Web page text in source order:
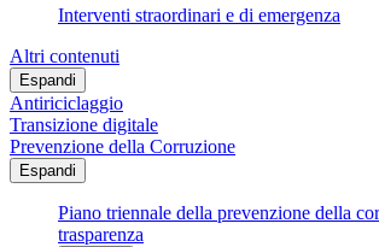
Interventi straordinari e di emergenza
Altri contenuti
Espandi
Antiriciclaggio
Transizione digitale
Prevenzione della Corruzione
Espandi
Piano triennale della prevenzione della
trasparenza